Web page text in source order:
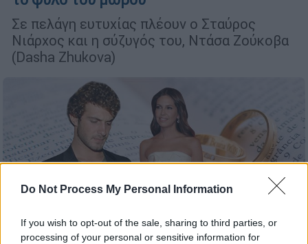
Do Not Process My Personal Information
If you wish to opt-out of the sale, sharing to third parties, or
processing of your personal or sensitive information for
Σε πελάγη ευτυχίας πλέουν ο Σταύρος
Νιάρχος και η σύζυγός του, Ντάσα Ζούκοβα
(Dasha Zhukova)